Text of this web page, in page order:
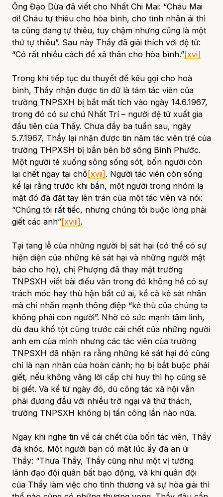
Ông Đạo Dừa đã viết cho Nhất Chi Mai: “Cháu Mai
ơi! Cháu tự thiêu cho hòa bình, cho tình nhân ái thì
ta cũng đang tự thiêu, tuy chậm nhưng cũng là một
thứ tự thiêu”. Sau này Thầy đã giải thích với đệ tử:
“Có rất nhiều cách để xả thân cho hòa bình.”[xvi]
Trong khi tiếp tục du thuyết để kêu gọi cho hoà
bình, Thầy nhận được tin dữ là tám tác viên của
trường TNPSXH bị bắt mất tích vào ngày 14.6.1967,
trong đó có sư chú Nhất Trí – người đệ tử xuất gia
đầu tiên của Thầy. Chưa đầy ba tuần sau, ngày
5.7.1967, Thầy lại nhận được tin năm tác viên trẻ của
trường THPXSH bị bắn bên bờ sông Bình Phước.
Một người té xuống sông sống sót, bốn người còn
lại chết ngay tại chỗ [xvii] . Người tác viên còn sống
kể lại rằng trước khi bắn, một người trong nhóm lạ
mặt đó đã đặt tay lên trán của một tác viên và nói:
“Chúng tôi rất tiếc, nhưng chúng tôi buộc lòng phải
giết các anh”[xviii] .
Tại tang lễ của những người bị sát hại (có thể có sự
hiện diện của những kẻ sát hại và những người mật
báo cho họ), chị Phượng đã thay mặt trường
TNPSXH viết bài điếu văn trong đó không hề có sự
trách móc hay thù hận bất cứ ai, kể cả kẻ sát nhân
mà chỉ nhấn mạnh thông điệp “kẻ thù của chúng ta
không phải con người”. Nhờ có sức mạnh tâm linh,
dù đau khổ tột cùng trước cái chết của những người
anh em của mình nhưng các tác viên của trường
TNPSXH đã nhận ra rằng những kẻ sát hại đó cũng
chỉ là nạn nhân của hoàn cảnh; họ bị bắt buộc phải
giết, nếu không vâng lời cấp chỉ huy thì họ cũng sẽ
bị giết. Và kể từ ngày đó, dù công tác xã hội vẫn
phải đương đầu với nhiều trở ngại và thử thách,
trường TNPSXH không bị tấn công lần nào nữa.
Ngay khi nghe tin về cái chết của bốn tác viên, Thầy
đã khóc. Một người bạn có mặt lúc ấy đã an ủi
Thầy: “Thưa Thầy, Thầy cũng như một vị tướng
lãnh đạo đội quân bất bạo động, và khi quân đội
của Thầy làm việc cho tình thương và sự hòa giải thì